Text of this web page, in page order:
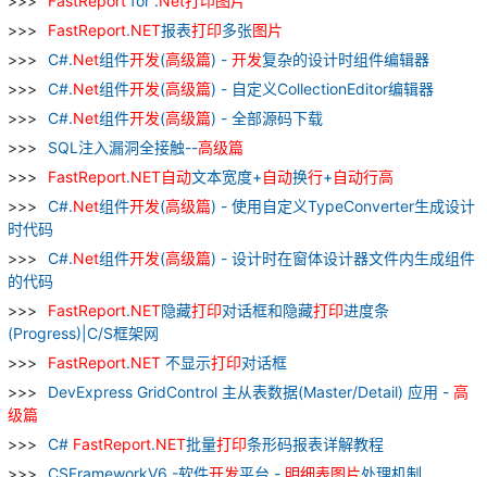
FastReport.NET报表打印多张图片
C#.Net组件开发(高级篇) - 开发复杂的设计时组件编辑器
C#.Net组件开发(高级篇) - 自定义CollectionEditor编辑器
C#.Net组件开发(高级篇) - 全部源码下载
SQL注入漏洞全接触--高级篇
FastReport.NET自动文本宽度+自动换行+自动行高
C#.Net组件开发(高级篇) - 使用自定义TypeConverter生成设计
时代码
C#.Net组件开发(高级篇) - 设计时在窗体设计器文件内生成组件
的代码
FastReport.NET隐藏打印对话框和隐藏打印进度条
(Progress)|C/S框架网
FastReport.NET 不显示打印对话框
DevExpress GridControl 主从表数据(Master/Detail) 应用 - 高
级篇
C# FastReport.NET批量打印条形码报表详解教程
CSFrameworkV6 -软件开发平台 - 明细表图片处理机制